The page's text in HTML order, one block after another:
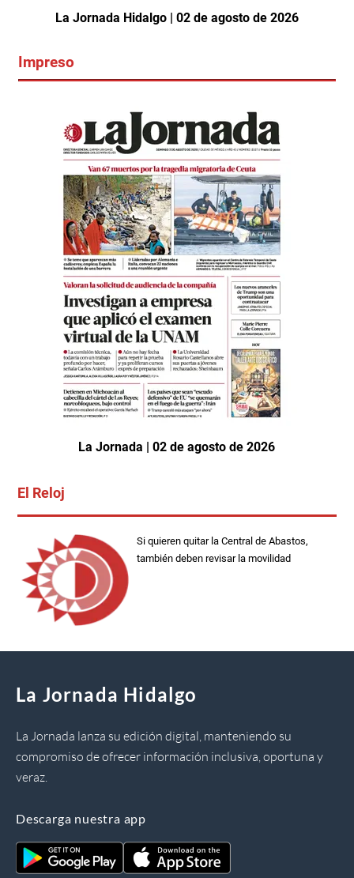
La Jornada Hidalgo | 02 de agosto de 2026
Impreso
La Jornada | 02 de agosto de 2026
El Reloj
Si quieren quitar la Central de Abastos,
también deben revisar la movilidad
La Jornada Hidalgo
La Jornada lanza su edición digital, manteniendo su
compromiso de ofrecer información inclusiva, oportuna y
veraz.
Descarga nuestra app